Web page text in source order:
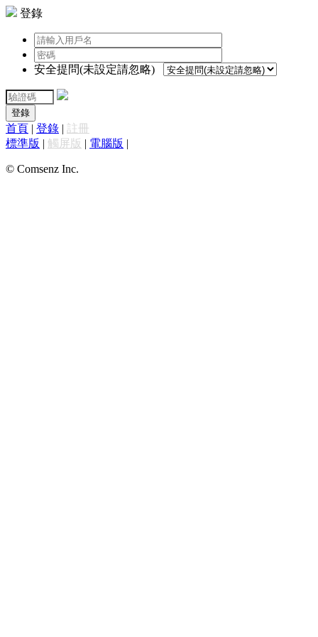
登錄
安全提問(未設定請忽略)
登錄
首頁 | 登錄 | 註冊
標準版 | 觸屏版 | 電腦版 |
© Comsenz Inc.